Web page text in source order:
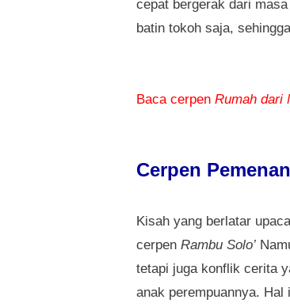
cepat bergerak dari
batin tokoh saja,
Baca cerpen Rumah dari
Cerpen
Kisah yang berlatar
cerpen Rambu Solo’
tetapi juga konflik cerita
anak perempuannya.